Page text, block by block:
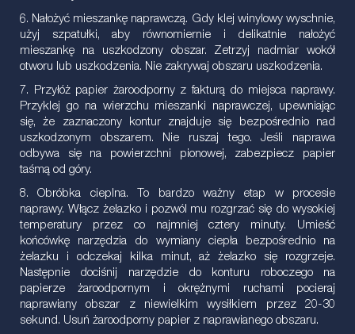
6. Nałożyć mieszankę naprawczą. Gdy klej winylowy wyschnie,
użyj szpatułki, aby równomiernie i delikatnie nałożyć
mieszankę na uszkodzony obszar. Zetrzyj nadmiar wokół
otworu lub uszkodzenia. Nie zakrywaj obszaru uszkodzenia.
7. Przyłóż papier żaroodporny z fakturą do miejsca naprawy.
Przyklej go na wierzchu mieszanki naprawczej, upewniając
się, że zaznaczony kontur znajduje się bezpośrednio nad
uszkodzonym obszarem. Nie ruszaj tego. Jeśli naprawa
odbywa się na powierzchni pionowej, zabezpiecz papier
taśmą od góry.
8. Obróbka cieplna. To bardzo ważny etap w procesie
naprawy. Włącz żelazko i pozwól mu rozgrzać się do wysokiej
temperatury przez co najmniej cztery minuty. Umieść
końcówkę narzędzia do wymiany ciepła bezpośrednio na
żelazku i odczekaj kilka minut, aż żelazko się rozgrzeje.
Następnie dociśnij narzędzie do konturu roboczego na
papierze żaroodpornym i okrężnymi ruchami pocieraj
naprawiany obszar z niewielkim wysiłkiem przez 20-30
sekund. Usuń żaroodporny papier z naprawianego obszaru.